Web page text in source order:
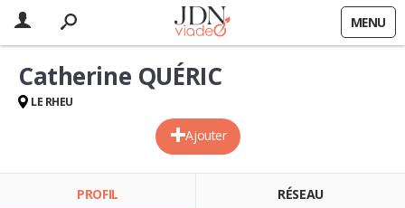
MENU
Ajouter
Catherine QUÉRIC
LE RHEU
PROFIL RÉSEAU